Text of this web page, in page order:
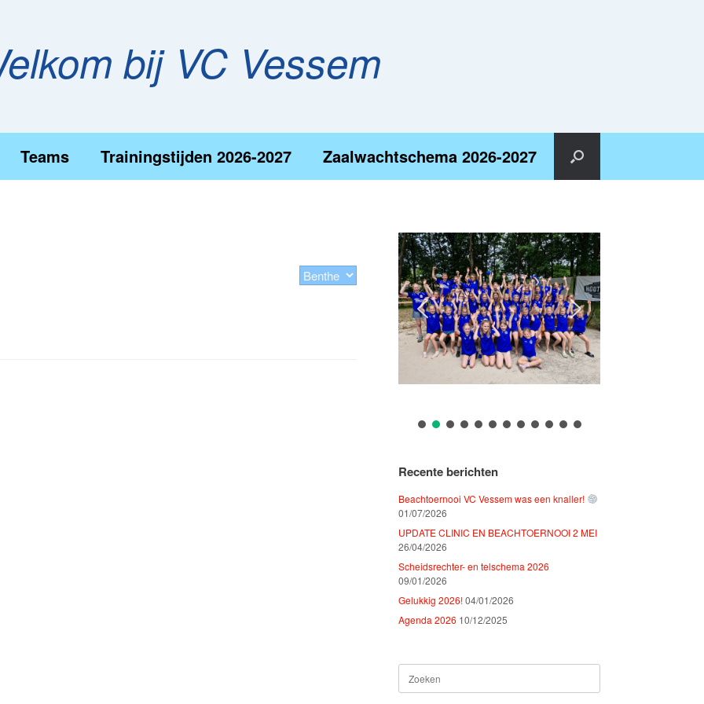
bij VC Vessem
Teams Trainingstijden 2026-2027 Zaalwachtschema 2026-2027
Recente berichten
Beachtoernooi VC Vessem was een knaller!
01/07/2026
UPDATE CLINIC EN BEACHTOERNOOI 2 MEI
26/04/2026
Scheidsrechter- en telschema 2026
09/01/2026
Gelukkig 2026!04/01/2026
Agenda 2026 10/12/2025
naar: